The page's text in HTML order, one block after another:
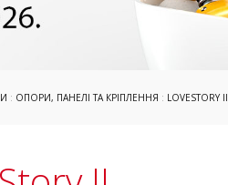
: ОПОРИ, ПАНЕЛІ ТА КРІПЛЕННЯ : LOVESTORY II